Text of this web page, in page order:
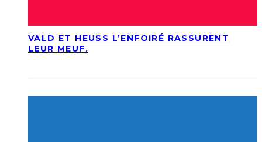
VALD ET HEUSS L’ENFOIRÉ RASSURENT
LEUR MEUF.